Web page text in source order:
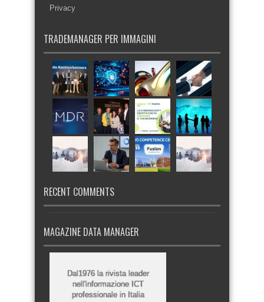
Privacy
TRADEMANAGER PER IMMAGINI
RECENT COMMENTS
MAGAZINE DATA MANAGER
Dal1976 la rivista leader
nell'informazione ICT
professionale in Italia